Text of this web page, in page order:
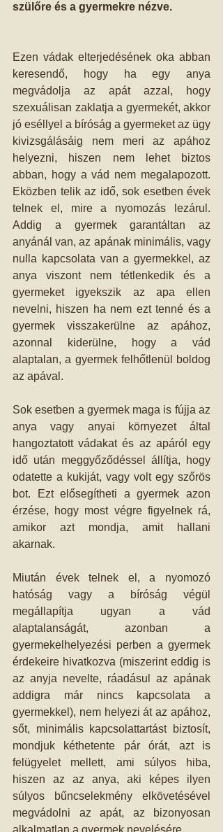
szülőre és a gyermekre nézve.
Ezen vádak elterjedésének oka abban
keresendő, hogy ha egy anya
megvádolja az apát azzal, hogy
szexuálisan zaklatja a gyermekét, akkor
jó eséllyel a bíróság a gyermeket az ügy
kivizsgálásáig nem meri az apához
helyezni, hiszen nem lehet biztos
abban, hogy a vád nem megalapozott.
Eközben telik az idő, sok esetben évek
telnek el, mire a nyomozás lezárul.
Addig a gyermek garantáltan az
anyánál van, az apának minimális, vagy
nulla kapcsolata van a gyermekkel, az
anya viszont nem tétlenkedik és a
gyermeket igyekszik az apa ellen
nevelni, hiszen ha nem ezt tenné és a
gyermek visszakerülne az apához,
azonnal kiderülne, hogy a vád
alaptalan, a gyermek felhőtlenül boldog
az apával.
Sok esetben a gyermek maga is fújja az
anya vagy anyai környezet által
hangoztatott vádakat és az apáról egy
idő után meggyőződéssel állítja, hogy
odatette a kukiját, vagy volt egy szőrös
bot. Ezt elősegítheti a gyermek azon
érzése, hogy most végre figyelnek rá,
amikor azt mondja, amit hallani
akarnak.
Miután évek telnek el, a nyomozó
hatóság vagy a bíróság végül
megállapítja ugyan a vád
alaptalanságát, azonban a
gyermekelhelyezési perben a gyermek
érdekeire hivatkozva (miszerint eddig is
az anyja nevelte, ráadásul az apának
addigra már nincs kapcsolata a
gyermekkel), nem helyezi át az apához,
sőt, minimális kapcsolattartást biztosít,
mondjuk kéthetente pár órát, azt is
felügyelet mellett, ami súlyos hiba,
hiszen az az anya, aki képes ilyen
súlyos bűncselekmény elkövetésével
megvádolni az apát, az bizonyosan
alkalmatlan a gyermek nevelésére.